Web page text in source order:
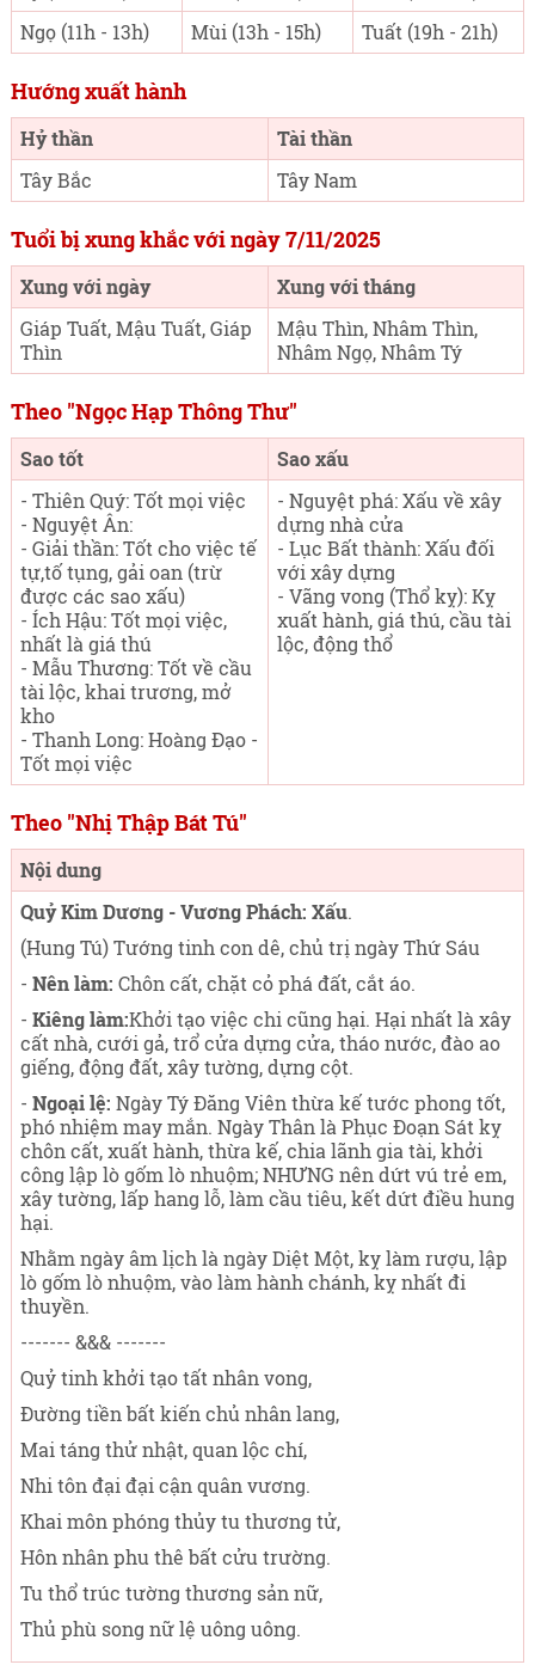
Ngọ (11h - 13h)
Mùi (13h - 15h) Tuất (19h - 21h)
Hướng xuất hành
Hỷ thần
Tài thần
Tây Bắc
Tây Nam
Tuổi bị xung khắc với ngày 7/11/2025
Xung với ngày
Xung với tháng
Giáp Tuất, Mậu Tuất, Giáp
Thìn
Mậu Thìn, Nhâm Thìn,
Nhâm Ngọ, Nhâm Tý
Theo "Ngọc Hạp Thông Thư"
Sao tốt
Sao xấu
- Thiên Quý: Tốt mọi việc
- Nguyệt Ân:
- Giải thần: Tốt cho việc tế
tự,tố tụng, gải oan (trừ
được các sao xấu)
- Ích Hậu: Tốt mọi việc,
nhất là giá thú
- Mẫu Thương: Tốt về cầu
tài lộc, khai trương, mở
kho
- Thanh Long: Hoàng Đạo -
Tốt mọi việc
- Nguyệt phá: Xấu về xây
dựng nhà cửa
- Lục Bất thành: Xấu đối
với xây dựng
- Vãng vong (Thổ kỵ): Kỵ
xuất hành, giá thú, cầu tài
lộc, động thổ
Theo "Nhị Thập Bát Tú"
Nội dung
Quỷ Kim Dương - Vương Phách: Xấu.
(Hung Tú) Tướng tinh con dê, chủ trị ngày Thứ Sáu
- Nên làm: Chôn cất, chặt cỏ phá đất, cắt áo.
- Kiêng làm:Khởi tạo việc chi cũng hại. Hại nhất là xây
cất nhà, cưới gả, trổ cửa dựng cửa, tháo nước, đào ao
giếng, động đất, xây tường, dựng cột.
- Ngoại lệ: Ngày Tý Đăng Viên thừa kế tước phong tốt,
phó nhiệm may mắn. Ngày Thân là Phục Đoạn Sát kỵ
chôn cất, xuất hành, thừa kế, chia lãnh gia tài, khởi
công lập lò gốm lò nhuộm; NHƯNG nên dứt vú trẻ em,
xây tường, lấp hang lỗ, làm cầu tiêu, kết dứt điều hung
hại.
Nhằm ngày âm lịch là ngày Diệt Một, kỵ làm rượu, lập
lò gốm lò nhuộm, vào làm hành chánh, kỵ nhất đi
thuyền.
------- &&& -------
Quỷ tinh khởi tạo tất nhân vong,
Đường tiền bất kiến chủ nhân lang,
Mai táng thử nhật, quan lộc chí,
Nhi tôn đại đại cận quân vương.
Khai môn phóng thủy tu thương tử,
Hôn nhân phu thê bất cửu trường.
Tu thổ trúc tường thương sản nữ,
Thủ phù song nữ lệ uông uông.